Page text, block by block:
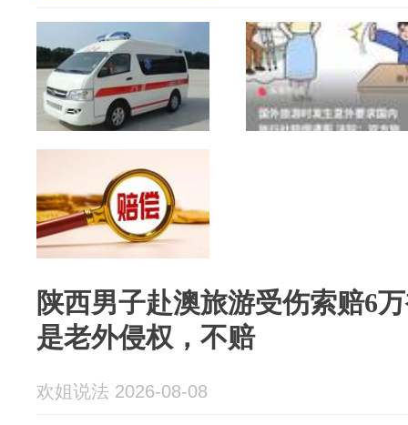
陕西男子赴澳旅游受伤索赔6
是老外侵权，不赔
欢姐说法 2026-08-08